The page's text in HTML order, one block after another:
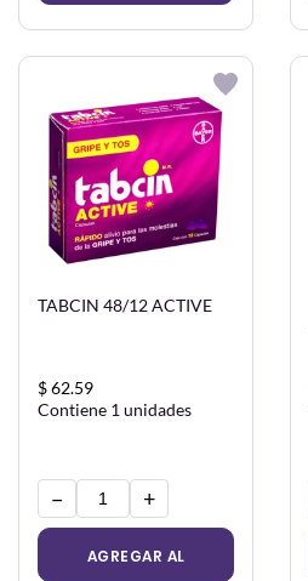
CARRITO
TABCIN 48/12 ACTIVE
$ 62.59
Contiene 1 unidades
− +
AGREGAR AL